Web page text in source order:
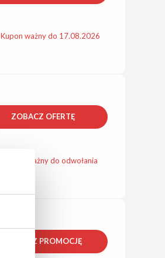
Kupon ważny do 17.08.2026
ZOBACZ OFERTĘ
Kupon ważny do odwołania
ZOBACZ PROMOCJĘ